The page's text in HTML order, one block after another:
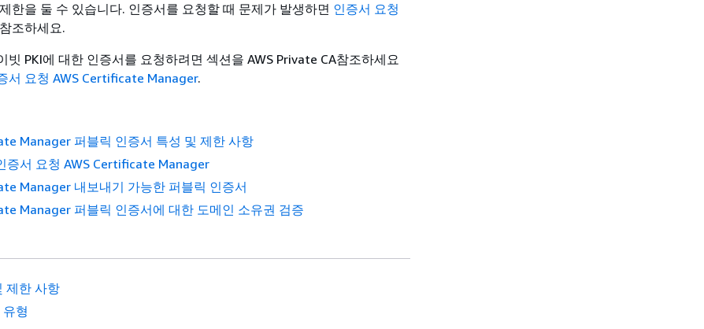
한을 둘 수 있습니다. 인증서를 요청할 때 문제가 발생하면 인증서 요청
조하세요.
빗 PKI에 대한 인증서를 요청하려면 섹션을 AWS Private CA참조하세요
서 요청 AWS Certificate Manager.
Manager 퍼블릭 인증서 특성 및 제한 사항
증서 요청 AWS Certificate Manager
Manager 내보내기 가능한 퍼블릭 인증서
Manager 퍼블릭 인증서에 대한 도메인 소유권 검증
제한 사항
형